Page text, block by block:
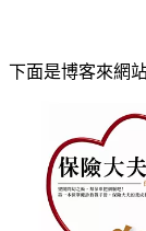
下面是博客來網